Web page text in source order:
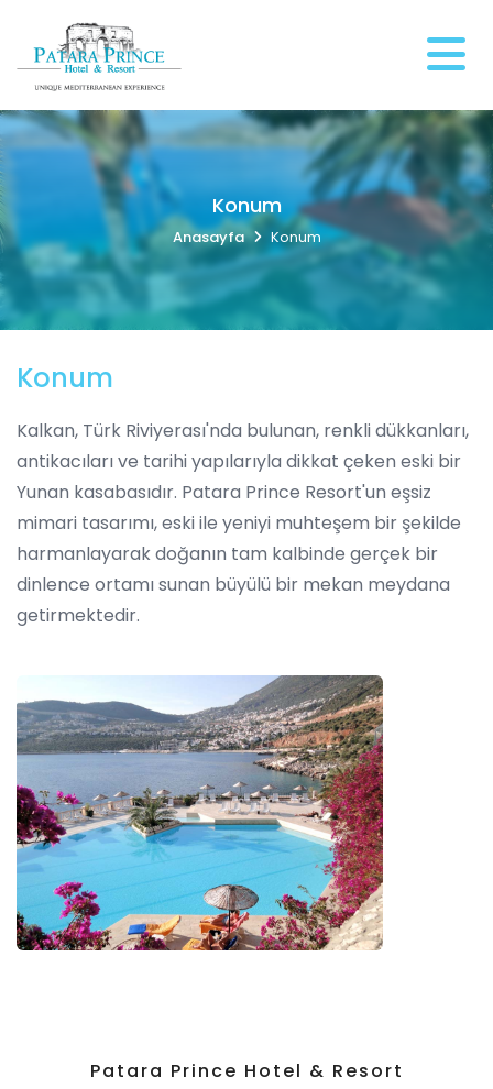
Konum
Anasayfa Konum
Konum
Kalkan, Türk Riviyerası'nda bulunan, renkli dükkanları,
antikacıları ve tarihi yapılarıyla dikkat çeken eski bir
Yunan kasabasıdır. Patara Prince Resort'un eşsiz
mimari tasarımı, eski ile yeniyi muhteşem bir şekilde
harmanlayarak doğanın tam kalbinde gerçek bir
dinlence ortamı sunan büyülü bir mekan meydana
getirmektedir.
Patara Prince Hotel & Resort